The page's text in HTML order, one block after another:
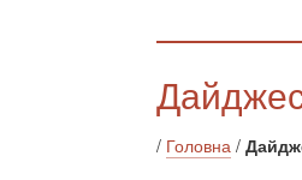
/ Головна /